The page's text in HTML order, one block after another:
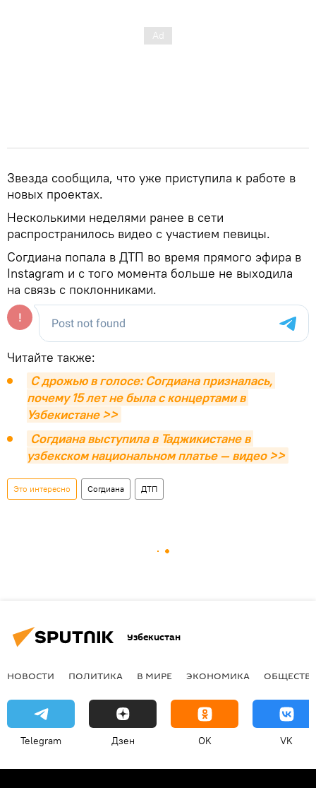
Звезда сообщила, что уже приступила к работе в
новых проектах.
Несколькими неделями ранее в сети
распространилось видео с участием певицы.
Согдиана попала в ДТП во время прямого эфира в
Instagram и с того момента больше не выходила
на связь с поклонниками.
Читайте также:
С дрожью в голосе: Согдиана призналась,
почему 15 лет не была с концертами в
Узбекистане >>
Согдиана выступила в Таджикистане в
узбекском национальном платье — видео >>
Это интересно Согдиана ДТП
Узбекистан
НОВОСТИ ПОЛИТИКА В МИРЕ ЭКОНОМИКА
Telegram Дзен OK VK